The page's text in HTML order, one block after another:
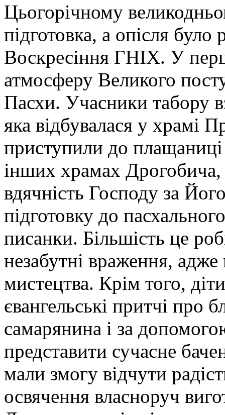
Цьогорічному
підготовка, а опісля було
Воскресіння ГНІХ. У
атмосферу Великого
Пасхи. Учасники табору
яка відбувалася у храмі
приступили до
інших храмах
вдячність Господу за
підготовку до
писанки. Більшість це
незабутні враження,
мистецтва. Крім того,
євангельські притчі про
самарянина і за
представити сучасне
мали змогу відчути
освячення власноруч